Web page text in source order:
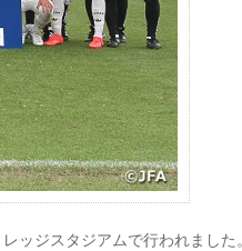
ッジスタジアムで行われました